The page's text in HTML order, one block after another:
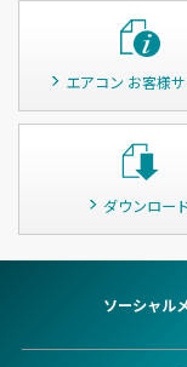
エアコン お客様
ダウンロー
ソーシャル